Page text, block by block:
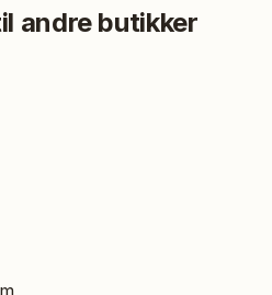
andre butikker